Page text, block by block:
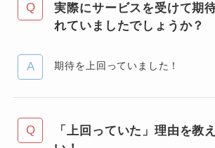
実際にサービスを受けて期
れていましたでしょうか？
期待を上回っていました！
「上回っていた」理由を教